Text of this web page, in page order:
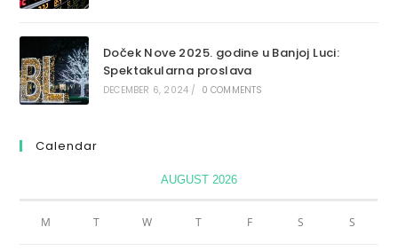
Doček Nove 2025. godine u Banjoj Luci:
Spektakularna proslava
DECEMBER 6, 2024 / 0 COMMENTS
Calendar
AUGUST 2026
M T W T F S S